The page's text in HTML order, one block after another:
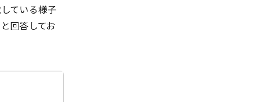
ている様子
回答してお